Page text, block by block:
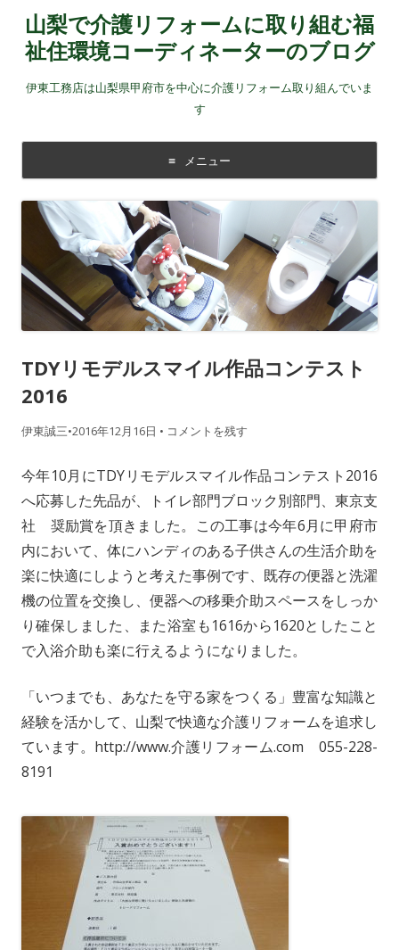
山梨で介護リフォームに取り組む福
祉住環境コーディネーターのブログ
伊東工務店は山梨県甲府市を中心に介護リフォーム取り組んでいま
す
メニュー
コンテンツに移動する
TDYリモデルスマイル作品コンテスト
2016
伊東誠三•2016年12月16日 • コメントを残す
今年10月にTDYリモデルスマイル作品コンテスト2016
へ応募した先品が、トイレ部門ブロック別部門、東京支
社 奨励賞を頂きました。この工事は今年6月に甲府市
内において、体にハンディのある子供さんの生活介助を
楽に快適にしようと考えた事例です、既存の便器と洗濯
機の位置を交換し、便器への移乗介助スペースをしっか
り確保しました、また浴室も1616から1620としたこと
で入浴介助も楽に行えるようになりました。
「いつまでも、あなたを守る家をつくる」豊富な知識と
経験を活かして、山梨で快適な介護リフォームを追求し
ています。http://www.介護リフォーム.com 055-228-
8191